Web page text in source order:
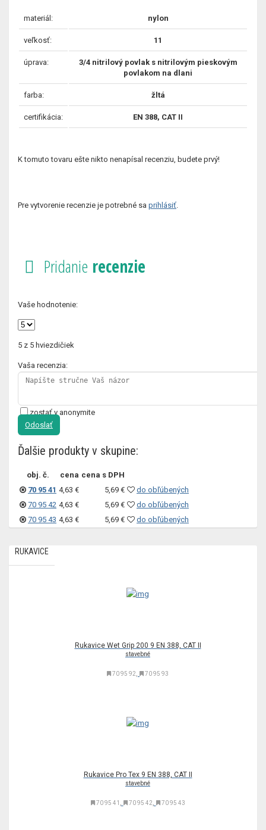
materiál: nylon
veľkosť: 11
úprava:
3/4 nitrilový povlak s nitrilovým pieskovým
povlakom na dlani
farba: žltá
certifikácia: EN 388, CAT II
K tomuto tovaru ešte nikto nenapísal recenziu, budete prvý!
Pre vytvorenie recenzie je potrebné sa prihlásiť
Pridanie recenzie
Vaše hodnotenie:
5 z 5 hviezdičiek
Vaša recenzia:
zostať v anonymite
Odoslať
Ďalšie produkty v skupine:
obj. č. cena cena s DPH
70 95 41 4,63 € 5,69 €
do obľúbených
70 95 42 4,63 € 5,69 €
do obľúbených
70 95 43 4,63 € 5,69 € do obľúbených
RUKAVICE
Rukavice Wet Grip 200 9 EN 388, CAT II
stavebné
70 95 92, 70 95 93
Rukavice Pro Tex 9 EN 388, CAT II
stavebné
70 95 41 , 70 95 42, 70 95 43